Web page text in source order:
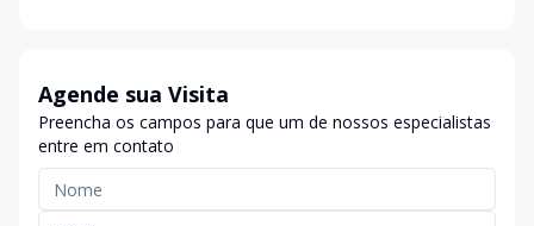
Agende sua Visita
Preencha os campos para que um de nossos especialistas
entre em contato